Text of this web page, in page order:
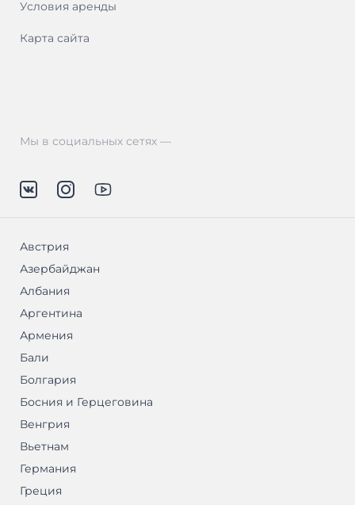
Условия аренды
Карта сайта
Мы в социальных сетях —
Австрия
Азербайджан
Албания
Аргентина
Армения
Бали
Болгария
Босния и Герцеговина
Венгрия
Вьетнам
Германия
Греция